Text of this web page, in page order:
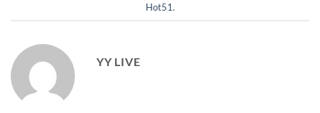
Hot51.
YY LIVE